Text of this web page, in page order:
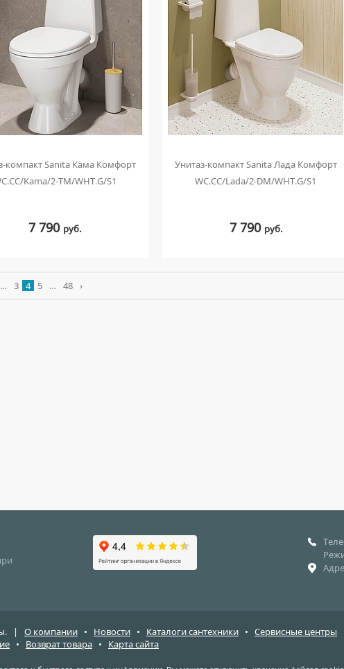
компакт Sanita Кама Комфорт
Kama/2-TM/WHT.G/S1
7 790 руб.
Унитаз-компакт Sanita Лада Комфорт
WC.CC/Lada/2-DM/WHT.G/S1
7 790 руб.
… 3 4 5 … 48 ›
| О компании • Новости • Каталоги сантехники • Сервисные центры
• Возврат товара • Карта сайта